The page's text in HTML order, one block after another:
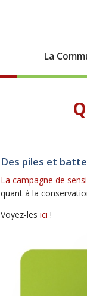
La
Des piles et
La campagne de
quant à la
Voyez-les ici !